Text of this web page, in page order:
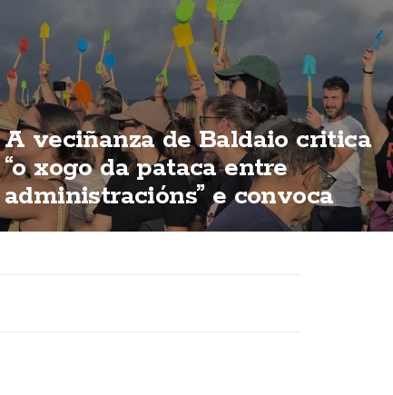
A veciñanza de Baldaio critica
“o xogo da pataca entre
administracións” e convoca
unha nova concentración